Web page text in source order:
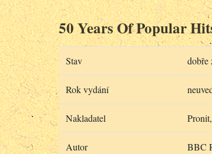
50 Years Of Popular
Stav dobře
Rok vydání
Nakladatel
Autor BBC